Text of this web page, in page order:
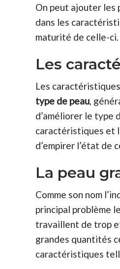
On peut ajouter les
dans les
maturité de celle-ci.
Les
Les
type de peau,
d’améliorer le type
caractéristiques et
d’empirer l’état de
La peau
Comme son nom
principal problème
travaillent de trop
grandes quantités
caractéristiques